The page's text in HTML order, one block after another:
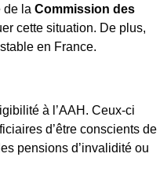
de la Commission des
cette situation. De plus,
en France.
à l’AAH. Ceux-ci
d’être conscients de
pensions d’invalidité ou